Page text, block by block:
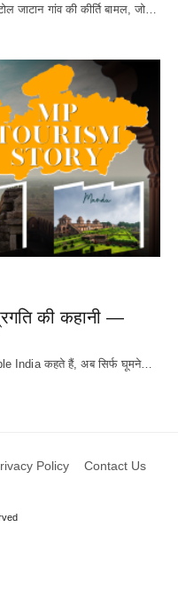
जाटान गांव की कीर्ति बामल, जो…
की कहानी —
India कहते हैं, अब सिर्फ घूमने…
Policy Contact Us